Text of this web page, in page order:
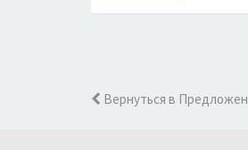
Вернуться в